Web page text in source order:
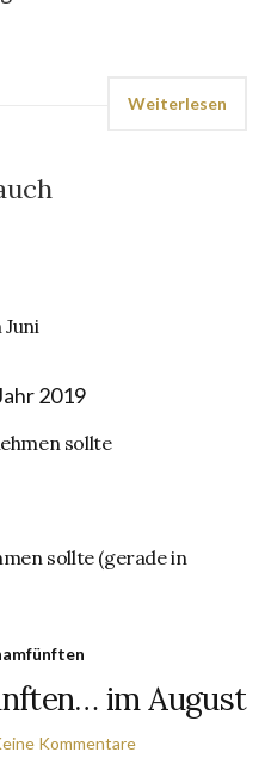
Weiterlesen
sollte
sollte (gerade in
im August
Kommentare